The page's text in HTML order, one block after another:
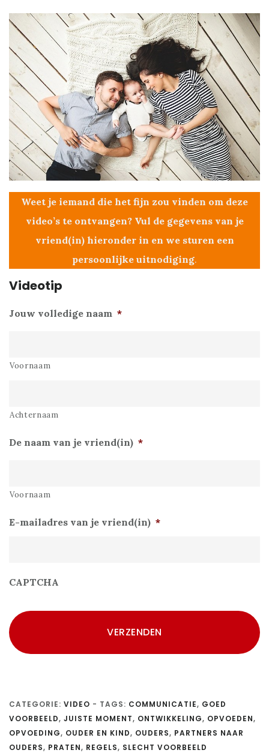
Weet je iemand die het fijn zou vinden om deze
video’s te ontvangen? Vul de gegevens van je
vriend(in) hieronder in en we sturen een
persoonlijke uitnodiging.
Videotip
Jouw volledige naam *
Voornaam
Achternaam
De naam van je vriend(in) *
Voornaam
E-mailadres van je vriend(in) *
CAPTCHA
CATEGORIE: VIDEO - TAGS: COMMUNICATIE, GOED
VOORBEELD, JUISTE MOMENT, ONTWIKKELING, OPVOEDEN,
OPVOEDING, OUDER EN KIND, OUDERS, PARTNERS NAAR
OUDERS, PRATEN, REGELS, SLECHT VOORBEELD